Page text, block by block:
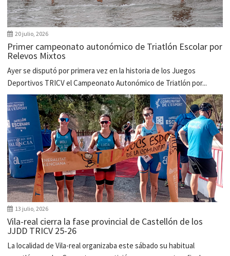
20 julio, 2026
Primer campeonato autonómico de Triatlón Escolar por
Relevos Mixtos
Ayer se disputó por primera vez en la historia de los Juegos
Deportivos TRICV el Campeonato Autonómico de Triatlón por...
13 julio, 2026
Vila-real cierra la fase provincial de Castellón de los
JJDD TRICV 25-26
La localidad de Vila-real organizaba este sábado su habitual